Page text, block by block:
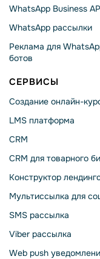
WhatsApp Business
WhatsApp рассылки
Реклама для
ботов
СЕРВИСЫ
Создание онлайн-
LMS платформа
CRM
CRM для товарного
Конструктор
Мультиссылка для
SMS рассылка
Viber рассылка
Web push